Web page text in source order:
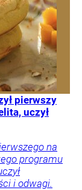
pierwszy
uczył
na
programu
i odwagi.